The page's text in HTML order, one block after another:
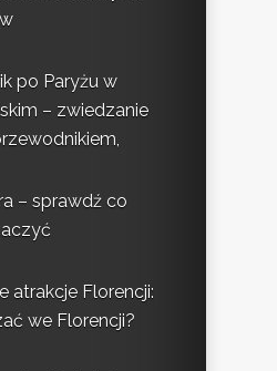
po Paryżu w
– zwiedzanie
– sprawdź co
atrakcje Florencji:
we Florencji?